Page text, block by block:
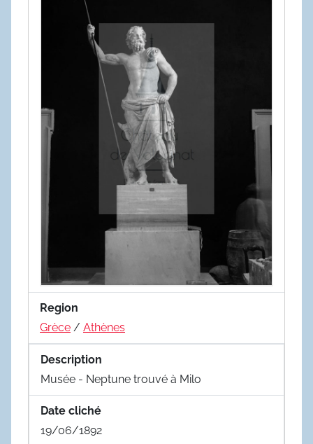
Region
Grèce / Athènes
Description
Musée - Neptune trouvé à Milo
Date cliché
19/06/1892